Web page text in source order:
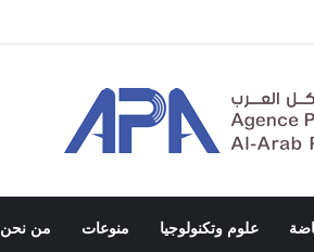
علوم وتكنولوجيا منوعات من نحن